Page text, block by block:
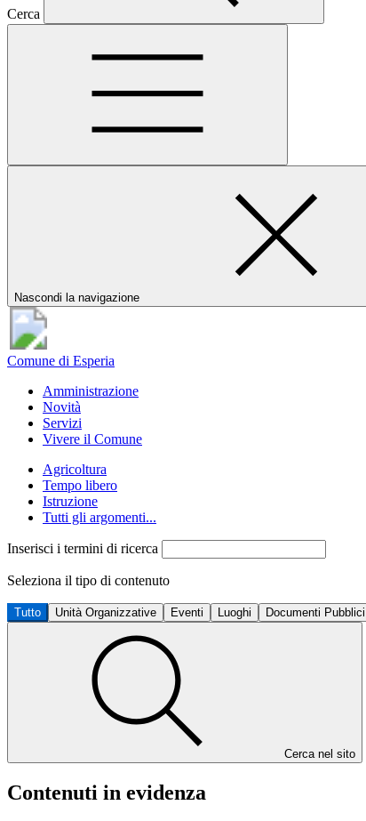
Cerca
Nascondi la navigazione
Comune di Esperia
Amministrazione
Novità
Servizi
Vivere il Comune
Agricoltura
Tempo libero
Istruzione
Tutti gli argomenti...
Inserisci i termini di ricerca
Seleziona il tipo di contenuto
Tutto Unità Organizzative Eventi Luoghi Documenti Pubblici
Cerca nel sito
Contenuti in evidenza